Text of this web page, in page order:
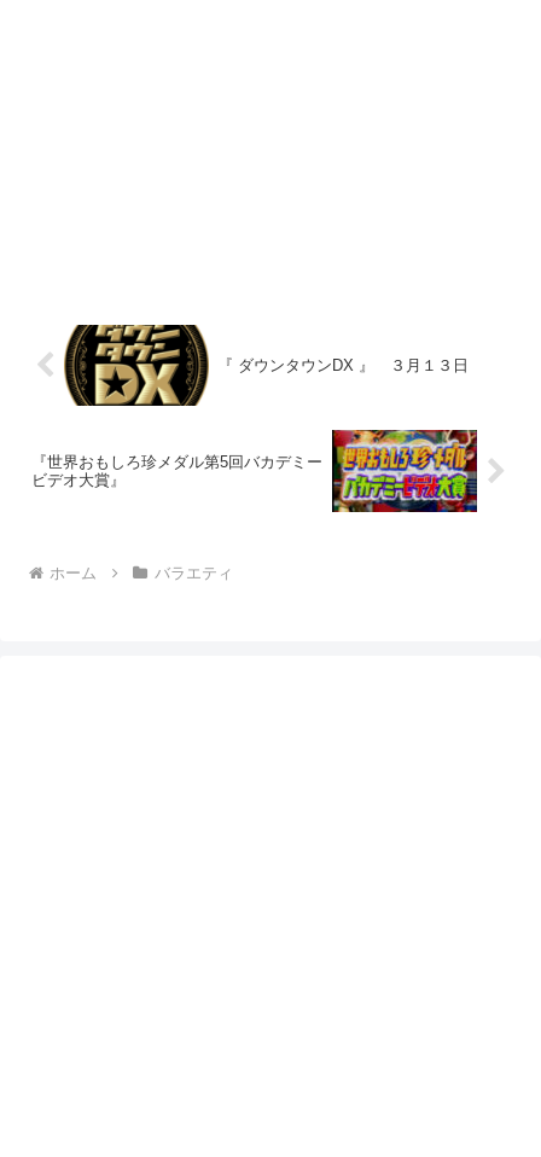
『 ダウンタウンDX 』 ３月１３日
『世界おもしろ珍メダル第5回バカデミー
ビデオ大賞』
ホーム バラエティ